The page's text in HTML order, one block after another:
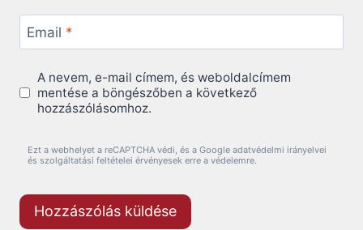
Email *
A nevem, e-mail címem, és weboldalcímem
mentése a böngészőben a következő
hozzászólásomhoz.
Ezt a webhelyet a reCAPTCHA védi, és a Google adatvédelmi irányelvei
és szolgáltatási feltételei érvényesek erre a védelemre.